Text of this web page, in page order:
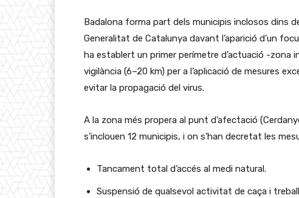
Badalona forma part dels municipis inclosos dins
Generalitat de Catalunya davant l’aparició d’un
ha establert un primer perímetre d’actuació -zona
vigilància (6–20 km) per a l’aplicació de mesures
evitar la propagació del virus.
A la zona més propera al punt d’afectació
s’inclouen 12 municipis, i on s’han decretat les
Tancament total d’accés al medi natural.
Suspensió de qualsevol activitat de caça i